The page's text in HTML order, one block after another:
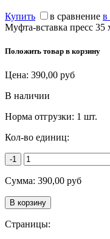
Купить в сравнение в
Муфта-вставка пресс 35
Положить товар в корзину
Цена: 390,00 руб
В наличии
Норма отгрузки: 1 шт.
Кол-во единиц:
-1
Сумма: 390,00 руб
Страницы: